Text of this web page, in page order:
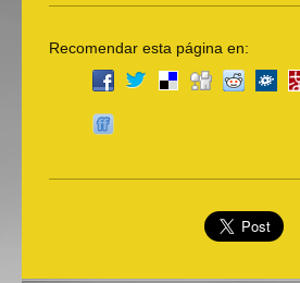
Recomendar esta página en: